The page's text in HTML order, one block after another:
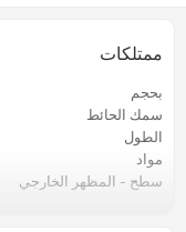
ممتلكات
بحجم
سمك الحائط
الطول
مواد
سطح - المظهر الخارجي